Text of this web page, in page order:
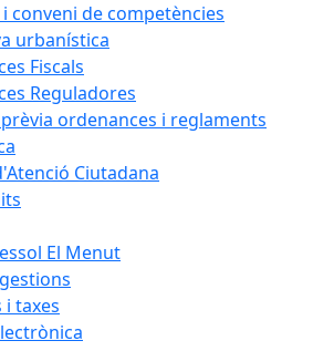
conveni de competències
urbanística
Fiscals
Reguladores
ordenances i reglaments
Ciutadana
El Menut
taxes